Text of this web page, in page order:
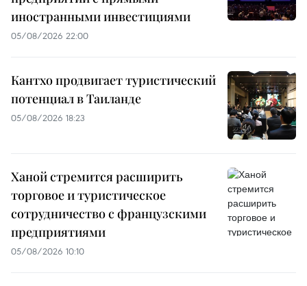
иностранными инвестициями
05/08/2026 22:00
Кантхо продвигает туристический
потенциал в Таиланде
05/08/2026 18:23
Ханой стремится расширить
торговое и туристическое
сотрудничество с французскими
предприятиями
05/08/2026 10:10